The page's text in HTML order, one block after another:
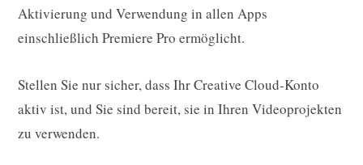
Aktivierung und Verwendung in allen Apps
einschließlich Premiere Pro ermöglicht.
Stellen Sie nur sicher, dass Ihr Creative Cloud-Konto
aktiv ist, und Sie sind bereit, sie in Ihren Videoprojekten
zu verwenden.